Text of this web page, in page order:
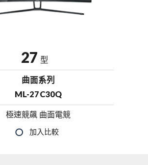
27 型
曲面系列
ML-27C30Q
極速競飆 曲面電競